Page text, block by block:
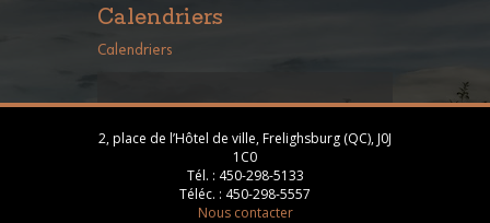
Calendriers
Calendriers
2, place de l’Hôtel de ville, Frelighsburg (QC), J0J
1C0
Tél. : 450-298-5133
Téléc. : 450-298-5557
Nous contacter